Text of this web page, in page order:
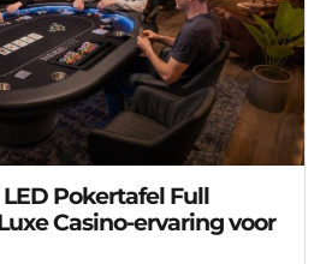
LED Pokertafel Full
Casino-ervaring voor